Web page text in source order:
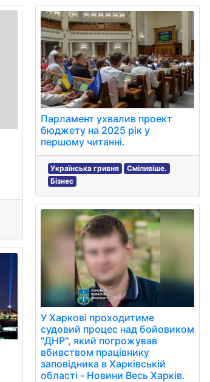
Парламент ухвалив проект
бюджету на 2025 рік у
першому читанні.
Українська гривня
Сміливіше.
Бізнес
У Харкові проходитиме
судовий процес над бойовиком
"ДНР", який погрожував
вбивством працівнику
заповідника в Харківській
області - Новини Весь Харків.